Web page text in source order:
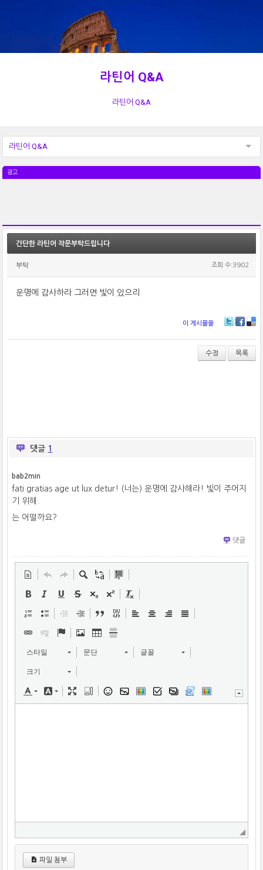
라틴어 Q&A
라틴어 Q&A
라틴어 Q&A
광고
간단한 라틴어 작문부탁드립니다
부탁 조회 수:3902
운명에 감사하라 그러면 빛이 있으리
이 게시물을
wi
er
ce
bo
ok
lici
ou
s
수정 목록
댓글 1
bab2min
fati gratias age ut lux detur! (너는) 운명에 감사해라! 빛이 주어지
기 위해.
는 어떨까요?
댓글
스타일 문단 글꼴
크기
파일 첨부